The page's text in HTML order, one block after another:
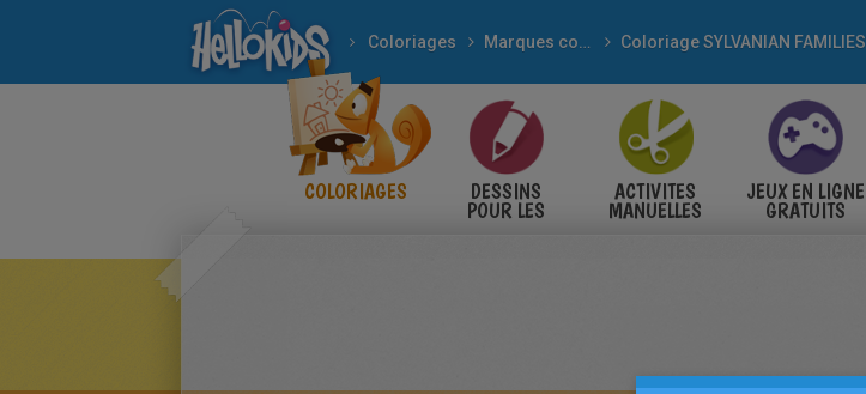
Coloriages Marques connues Coloriage SYLVANIAN FAMILIES
COLORIAGES DESSINS
POUR LES
ACTIVITES
MANUELLES
JEUX EN LIGNE
GRATUITS